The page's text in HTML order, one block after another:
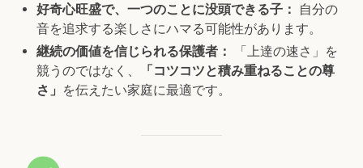
好奇心旺盛で、一つのことに没頭できる子：
自分の
音を追求する楽しさにハマる可能性があります。
継続の価値を信じられる保護者：
「上達の速さ」を
競うのではなく、
「コツコツと積み重ねることの尊
さ」
を伝えたい家庭に最適です。